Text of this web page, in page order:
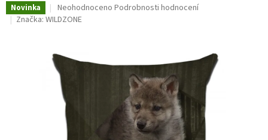
Novinka
Průměrné
hodnocení
0,0
5
hvězdiček.
Neohodnoceno Podrobnosti hodnocení
Značka: WILDZONE